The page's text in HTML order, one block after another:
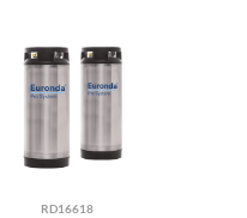
RD16618